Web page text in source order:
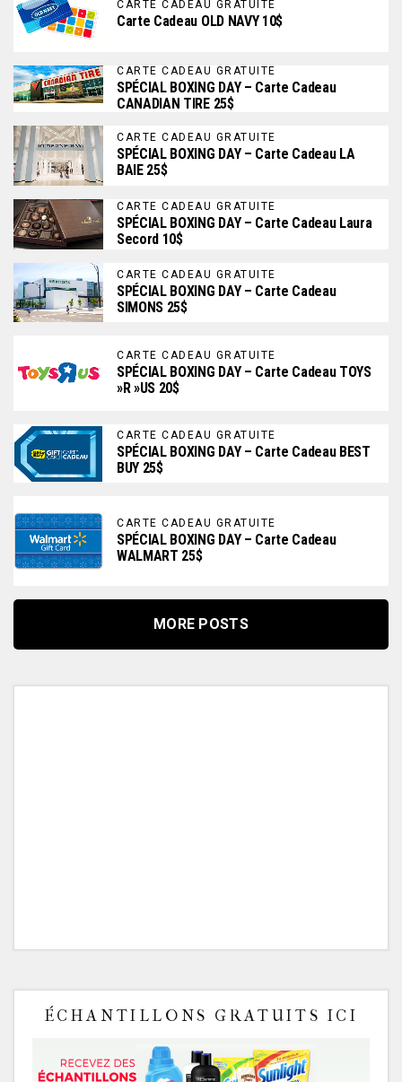
CARTE CADEAU GRATUITE
Carte Cadeau OLD NAVY 10$
CARTE CADEAU GRATUITE
SPÉCIAL BOXING DAY – Carte Cadeau
CANADIAN TIRE 25$
CARTE CADEAU GRATUITE
SPÉCIAL BOXING DAY – Carte Cadeau LA
BAIE 25$
CARTE CADEAU GRATUITE
SPÉCIAL BOXING DAY – Carte Cadeau Laura
Secord 10$
CARTE CADEAU GRATUITE
SPÉCIAL BOXING DAY – Carte Cadeau
SIMONS 25$
CARTE CADEAU GRATUITE
SPÉCIAL BOXING DAY – Carte Cadeau TOYS
»R »US 20$
CARTE CADEAU GRATUITE
SPÉCIAL BOXING DAY – Carte Cadeau BEST
BUY 25$
CARTE CADEAU GRATUITE
SPÉCIAL BOXING DAY – Carte Cadeau
WALMART 25$
MORE POSTS
ÉCHANTILLONS GRATUITS ICI